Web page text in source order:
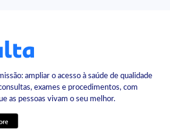
ampliar o acesso à saúde de qualidade
exames e procedimentos, com
as pessoas vivam o seu melhor.